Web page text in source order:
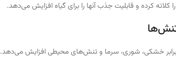
کرده و قابلیت جذب آنها را برای گیاه افزایش می‌دهد.
برابر خشکی، شوری، سرما و تنش‌های محیطی افزایش می‌دهد.